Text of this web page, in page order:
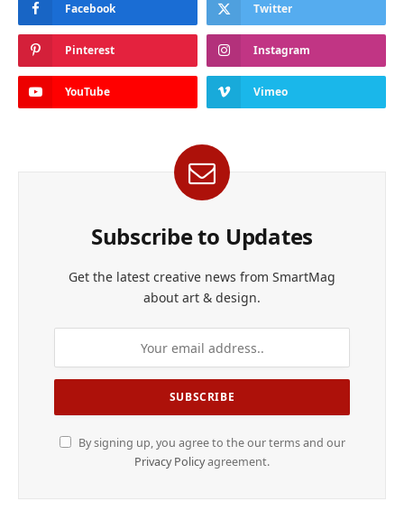
Facebook Twitter
Pinterest Instagram
YouTube Vimeo
Subscribe to Updates
Get the latest creative news from SmartMag
about art & design.
By signing up, you agree to the our terms and our
Privacy Policyagreement.